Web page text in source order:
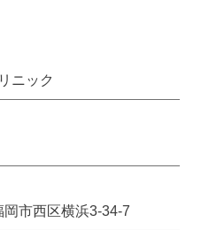
ニック
市西区横浜3-34-7